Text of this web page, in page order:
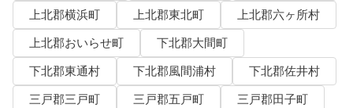
上北郡横浜町
上北郡東北町
上北郡六ヶ所村
上北郡おいらせ町
下北郡大間町
下北郡東通村
下北郡風間浦村
下北郡佐井村
三戸郡三戸町
三戸郡五戸町
三戸郡田子町